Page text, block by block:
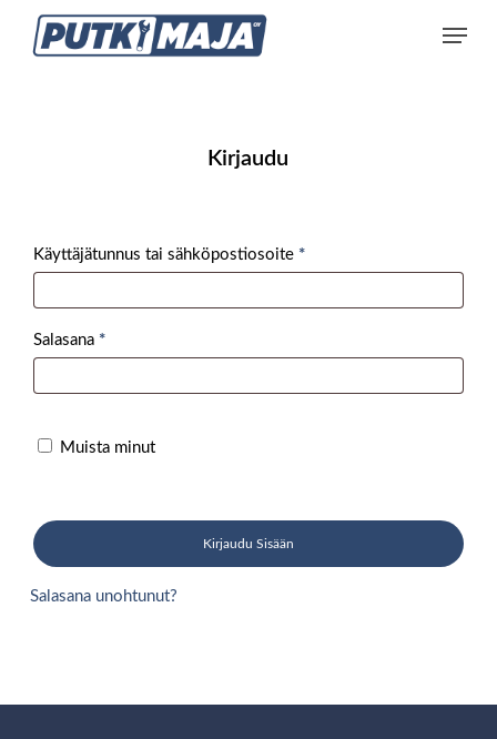
Menu
Kirjaudu
Käyttäjätunnus tai sähköpostiosoite *Vaaditaan
Salasana *Vaaditaan
Muista minut
Kirjaudu Sisään
Salasana unohtunut?